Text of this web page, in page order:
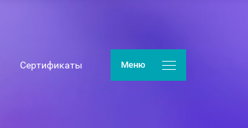
Сертификаты Меню